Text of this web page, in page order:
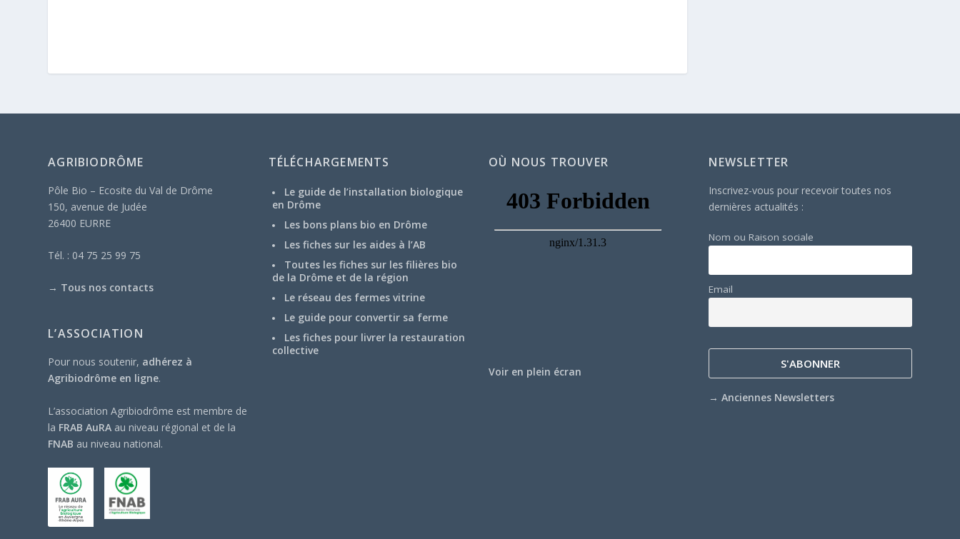
AGRIBIODRÔME
Pôle Bio – Ecosite du Val de Drôme
150, avenue de Judée
26400 EURRE
Tél. : 04 75 25 99 75
→ Tous nos contacts
L’ASSOCIATION
Pour nous soutenir, adhérez à
Agribiodrôme en ligne.
L’association Agribiodrôme est membre de
la FRAB AuRA au niveau régional et de la
FNAB au niveau national.
TÉLÉCHARGEMENTS
Le guide de l’installation biologique
en Drôme
Les bons plans bio en Drôme
Les fiches sur les aides à l’AB
Toutes les fiches sur les filières bio
de la Drôme et de la région
Le réseau des fermes vitrine
Le guide pour convertir sa ferme
Les fiches pour livrer la restauration
collective
OÙ NOUS TROUVER
Voir en plein écran
NEWSLETTER
Inscrivez-vous pour recevoir toutes nos
dernières actualités :
Nom ou Raison sociale
Email
→Anciennes Newsletters